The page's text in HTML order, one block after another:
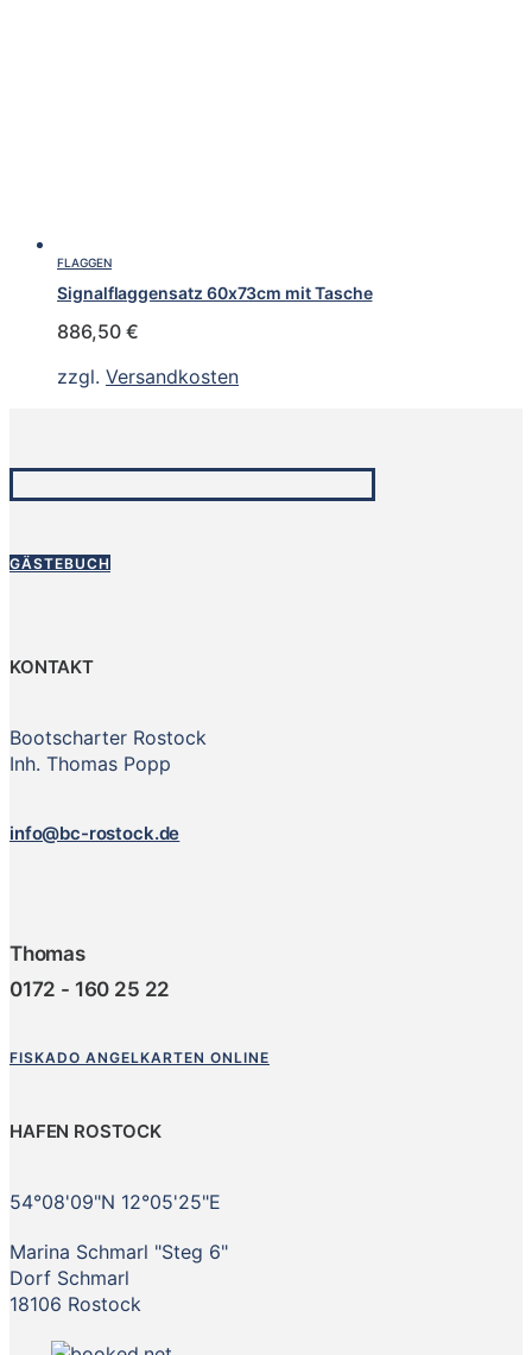
FLAGGEN
Signalflaggensatz 60x73cm mit Tasche
886,50 €
zzgl. Versandkosten
GÄSTEBUCH
KONTAKT
Bootscharter Rostock
Inh. Thomas Popp
info@bc-rostock.de
Thomas
0172 - 160 25 22
FISKADO ANGELKARTEN ONLINE
HAFEN ROSTOCK
54°08'09"N 12°05'25"E
Marina Schmarl "Steg 6"
Dorf Schmarl
18106 Rostock